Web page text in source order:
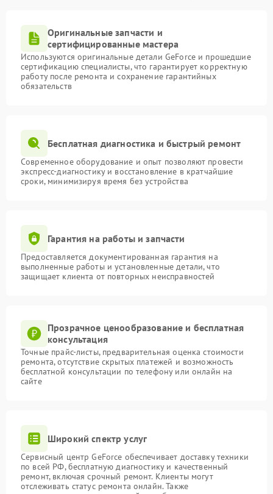
Оригинальные запчасти и
сертифицированные мастера
Используются оригинальные детали GeForce и прошедшие
сертификацию специалисты, что гарантирует корректную
работу после ремонта и сохранение гарантийных
обязательств
Бесплатная диагностика и быстрый ремонт
Современное оборудование и опыт позволяют провести
экспресс-диагностику и восстановление в кратчайшие
сроки, минимизируя время без устройства
Гарантия на работы и запчасти
Предоставляется документированная гарантия на
выполненные работы и установленные детали, что
защищает клиента от повторных неисправностей
Прозрачное ценообразование и бесплатная
консультация
Точные прайс-листы, предварительная оценка стоимости
ремонта, отсутствие скрытых платежей и возможность
бесплатной консультации по телефону или онлайн на
сайте
Широкий спектр услуг
Сервисный центр GeForce обеспечивает доставку техники
по всей РФ, бесплатную диагностику и качественный
ремонт, включая срочный ремонт. Клиенты могут
отслеживать статус ремонта онлайн. Также